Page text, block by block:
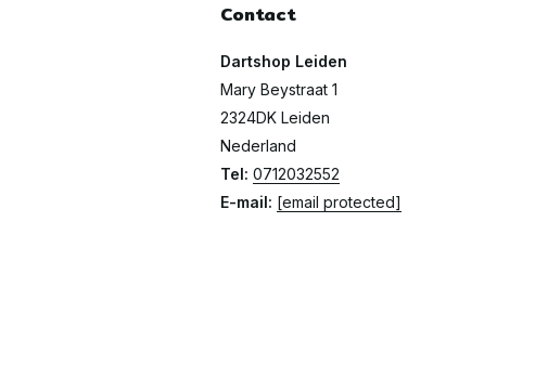
Contact
Dartshop Leiden
Mary Beystraat 1
2324DK Leiden
Nederland
Tel: 0712032552
E-mail: [email protected]